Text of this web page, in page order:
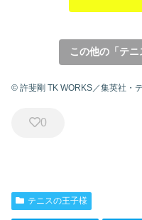
この他の「テ
© 許斐剛 TK WORKS／集英社・
0
テニスの王子様